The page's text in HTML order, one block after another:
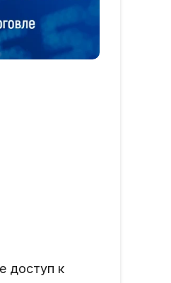
доступ к